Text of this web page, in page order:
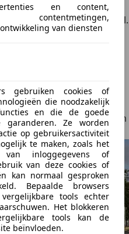
en content,
van diensten
gebruiken cookies of
die noodzakelijk
en die de goede
Ze worden
op gebruikersactiviteit
te maken, zoals het
inloggegevens of
van deze cookies of
kan normaal gesproken
Bepaalde browsers
tools echter
Het blokkeren
tools kan de
beïnvloeden.
aangenaam
Micra echt comfortabel.
van geluidsisolatie,
auto's. Op de talrijke
die de
boden - let op het
ook soepeler dan zijn
Een ander pluspunt
toonde 14,7 kWh/100 km
van 380/400 km geeft.